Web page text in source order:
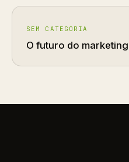
SEM CATEGORIA
O futuro do